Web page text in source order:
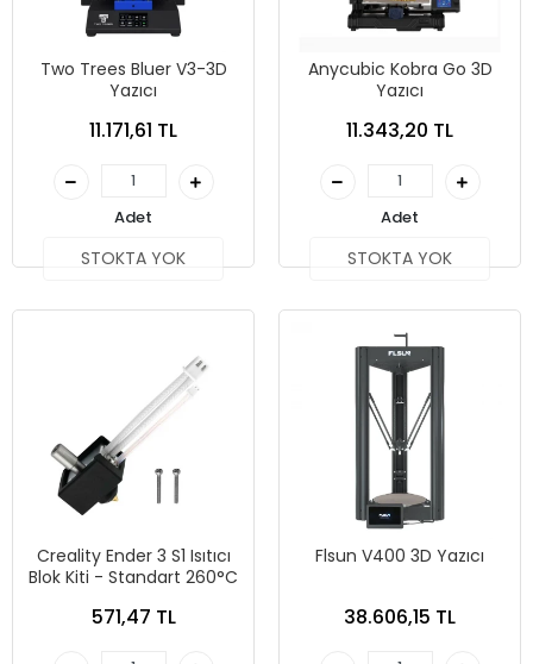
Two Trees Bluer V3-3D
Yazıcı
11.171,61 TL
Adet
STOKTA YOK
Anycubic Kobra Go 3D
Yazıcı
11.343,20 TL
Adet
STOKTA YOK
Creality Ender 3 S1 Isıtıcı
Blok Kiti - Standart 260°C
571,47 TL
Flsun V400 3D Yazıcı
38.606,15 TL